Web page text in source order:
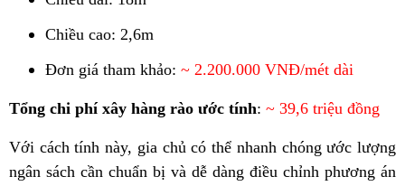
Chiều cao: 2,6m
Đơn giá tham khảo: ~ 2.200.000 VNĐ/mét dài
Tổng chi phí xây hàng rào ước tính: ~ 39,6 triệu đồng
Với cách tính này, gia chủ có thể nhanh chóng ước lượng
ngân sách cần chuẩn bị và dễ dàng điều chỉnh phương án